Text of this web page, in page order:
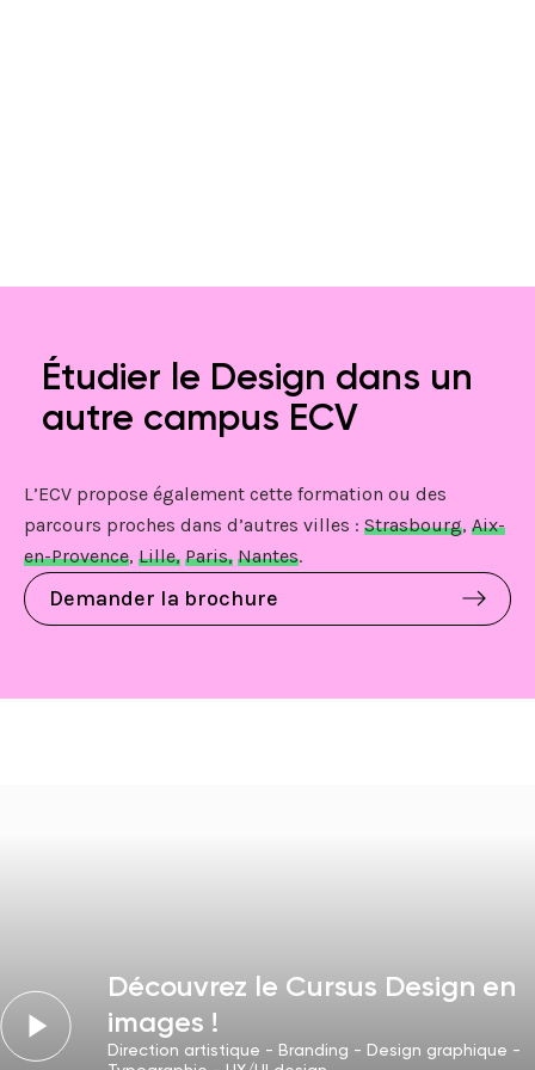
Étudier le Design dans un
autre campus ECV
L’ECV propose également cette formation ou des
parcours proches dans d’autres villes : Strasbourg, Aix-
en-Provence, Lille, Paris, Nantes.
Demander la brochure
Découvrez le Cursus Design en
images !
Direction artistique - Branding - Design graphique -